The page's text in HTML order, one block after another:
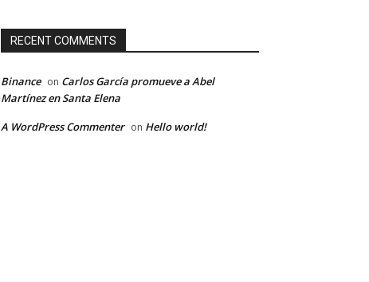
RECENT COMMENTS
Binance on Carlos García promueve a Abel
Martínez en Santa Elena
A WordPress Commenter on Hello world!